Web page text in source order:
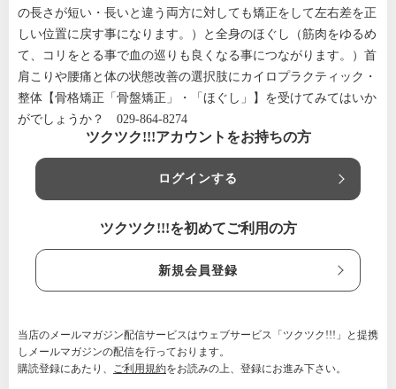
の長さが短い・長いと違う両方に対しても矯正をして左右差を正
しい位置に戻す事になります。）と全身のほぐし（筋肉をゆるめ
て、コリをとる事で血の巡りも良くなる事につながります。）首
肩こりや腰痛と体の状態改善の選択肢にカイロプラクティック・
整体【骨格矯正「骨盤矯正」・「ほぐし」】を受けてみてはいか
がでしょうか？ 029-864-8274
ツクツク!!!アカウントをお持ちの方
ログインする
ツクツク!!!を初めてご利用の方
新規会員登録
当店のメールマガジン配信サービスはウェブサービス「ツクツク!!!」と提携
しメールマガジンの配信を行っております。
購読登録にあたり、 ご利用規約をお読みの上、登録にお進み下さい。